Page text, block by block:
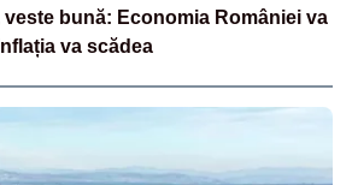
bună: Economia României va
va scădea